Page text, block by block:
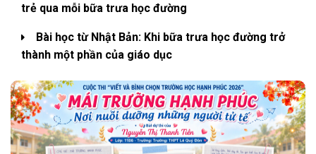
trẻ qua mỗi bữa trưa học đường
Bài học từ Nhật Bản: Khi bữa trưa học đường trở
thành một phần của giáo dục